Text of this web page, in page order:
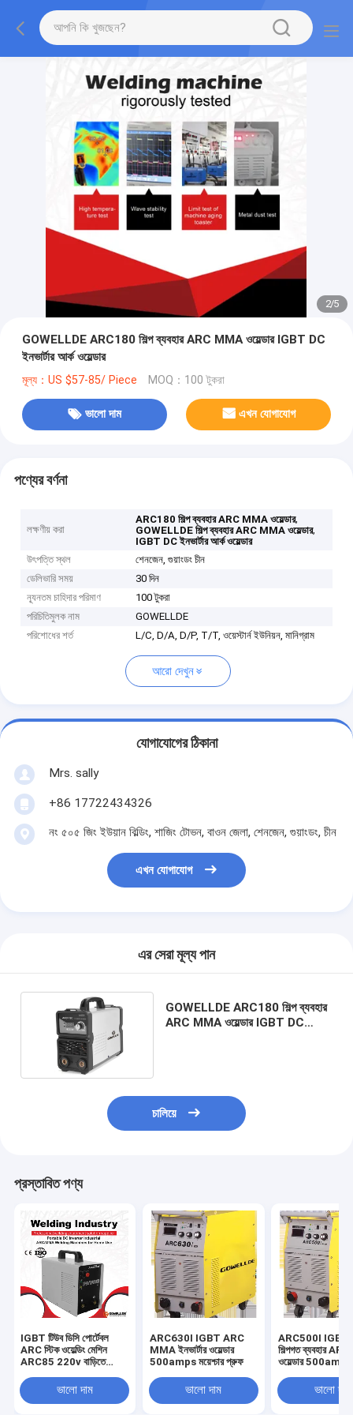
2/5
GOWELLDE ARC180 শিল্প ব্যবহার ARC MMA ওয়েল্ডার IGBT DC
ইনভার্টার আর্ক ওয়েল্ডার
মূল্য：US $57-85/ Piece MOQ：100 টুকরা
ভালো দাম এখন যোগাযোগ
পণ্যের বর্ণনা
লক্ষণীয় করা
ARC180 শিল্প ব্যবহার ARC MMA ওয়েল্ডার,
GOWELLDE শিল্প ব্যবহার ARC MMA ওয়েল্ডার,
IGBT DC ইনভার্টার আর্ক ওয়েল্ডার
উৎপত্তি স্থল
শেনজেন, গুয়াংডং চীন
ডেলিভারি সময়
30 দিন
ন্যূনতম চাহিদার পরিমাণ
100 টুকরা
পরিচিতিমুলক নাম
GOWELLDE
পরিশোধের শর্ত
L/C, D/A, D/P, T/T, ওয়েস্টার্ন ইউনিয়ন, মানিগ্রাম
আরো দেখুন
যোগাযোগের ঠিকানা
Mrs. sally
+86 17722434326
নং ৫০৫ জিং ইউয়ান বিল্ডিং, শাজিং টোভন, বাওন জেলা, শেনজেন, গুয়াংডং, চীন
এখন যোগাযোগ
এর সেরা মূল্য পান
GOWELLDE ARC180 শিল্প ব্যবহার
ARC MMA ওয়েল্ডার IGBT DC
চালিয়ে
প্রস্তাবিত পণ্য
IGBT টিউব ডিসি পোর্টেবল
ARC স্টিক ওয়েল্ডিং মেশিন
ARC85 220v বাড়িতে
ভালো দাম
ARC630I IGBT ARC
MMA ইনভার্টার ওয়েল্ডার
500amps ময়েশ্চার প্রুফ
ভালো দাম
ARC500I IGBT
শিল্পগত ব্যবহার
ওয়েল্ডার 500amps
ভালো দাম